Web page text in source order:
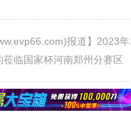
报道】2023
莅临国家杯河南郑州分赛区